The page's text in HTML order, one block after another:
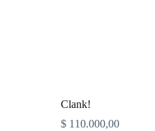
Clank!
$ 110.000,00